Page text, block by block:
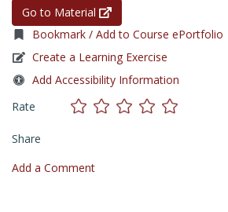
Go to Material
Bookmark / Add to Course ePortfolio
Create a Learning Exercise
Add Accessibility Information
Rate
Share
Add a Comment